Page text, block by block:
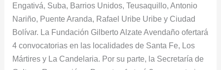
Engativá, Suba, Barrios Unidos, Teusaquillo, Antonio
Nariño, Puente Aranda, Rafael Uribe Uribe y Ciudad
Bolívar. La Fundación Gilberto Alzate Avendaño ofertará
4 convocatorias en las localidades de Santa Fe, Los
Mártires y La Candelaria. Por su parte, la Secretaría de